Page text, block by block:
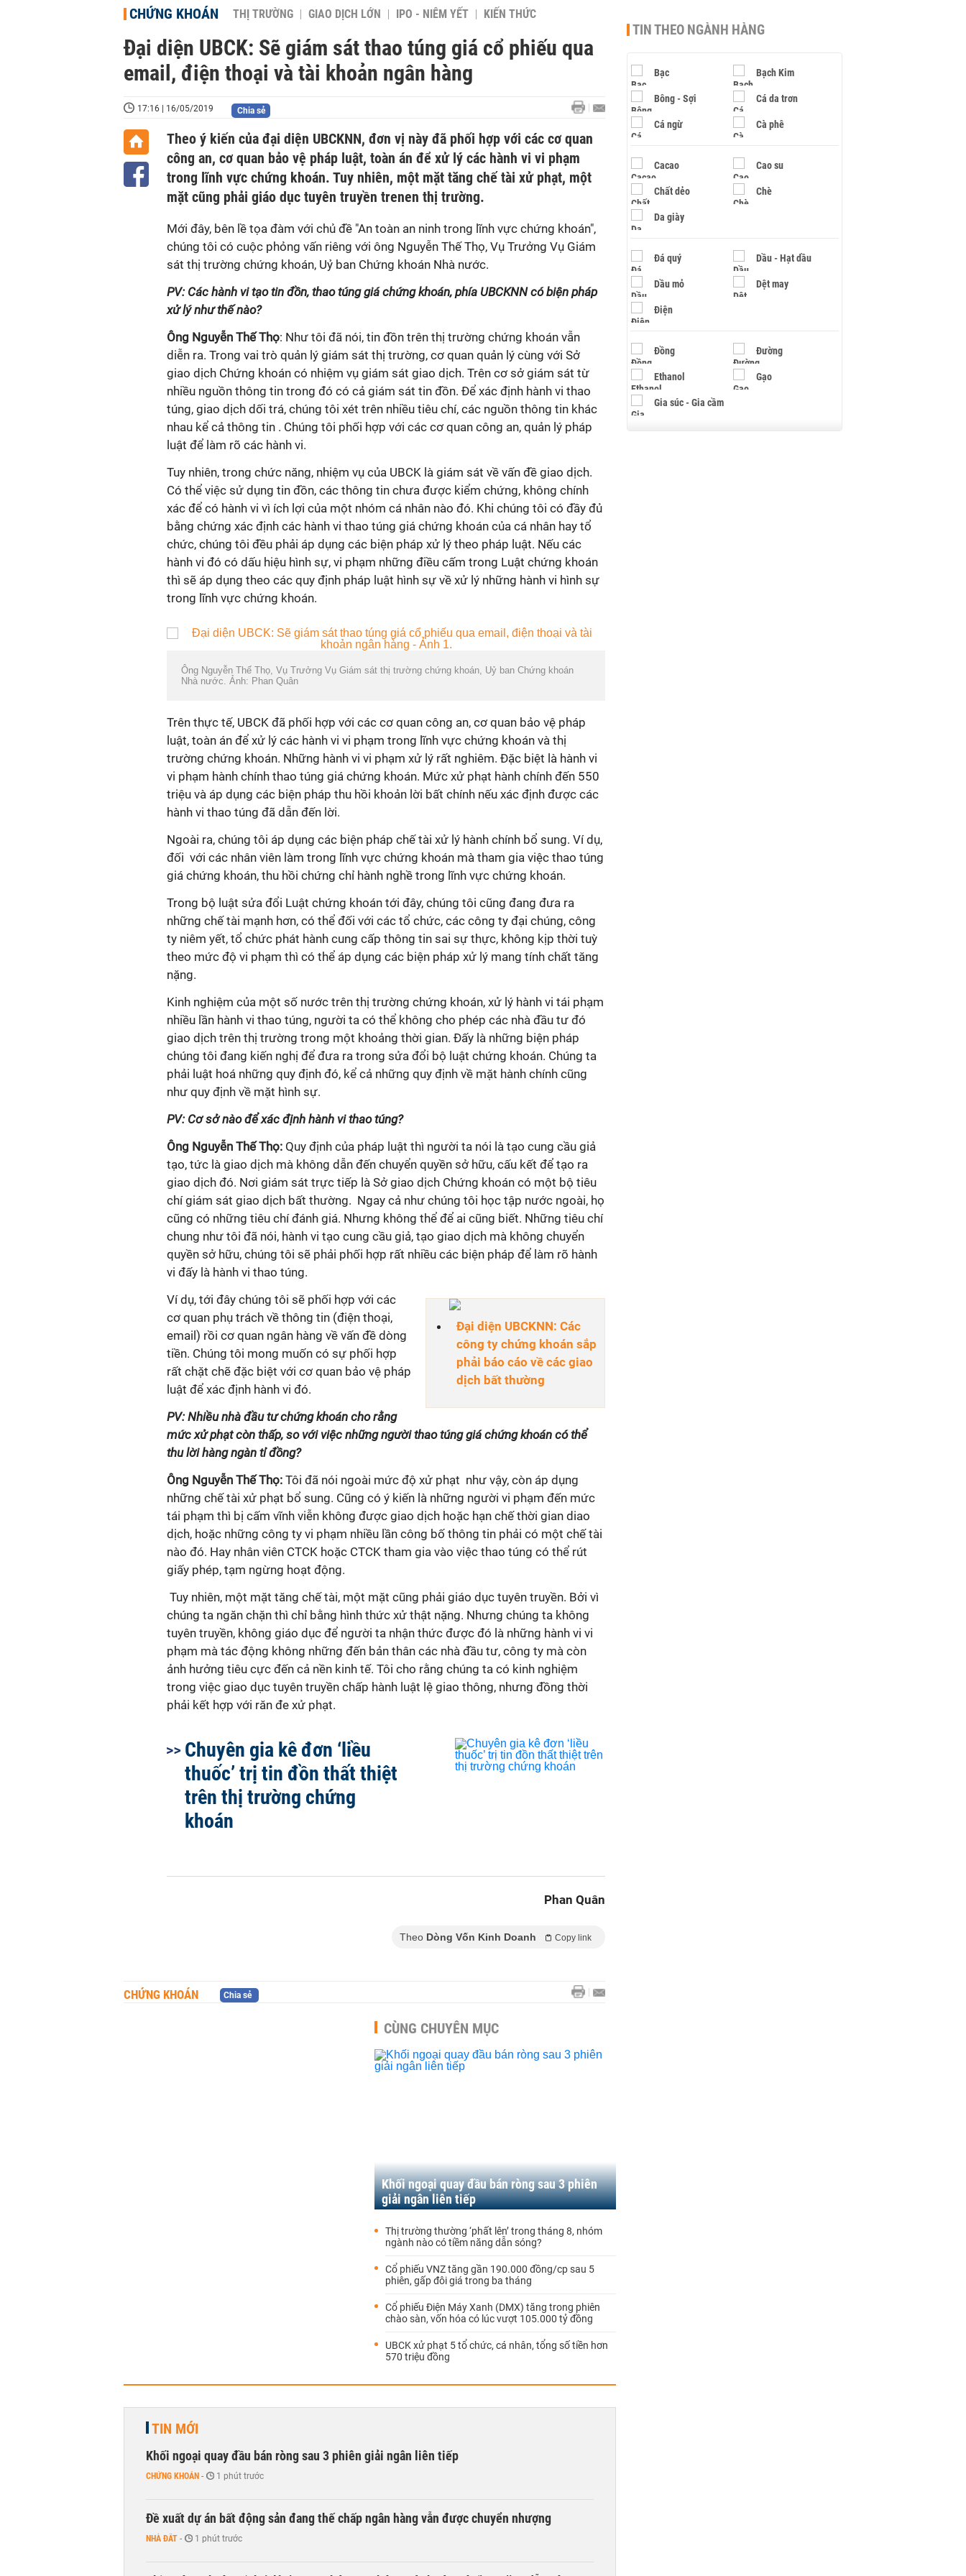
CHỨNG KHOÁN THỊ TRƯỜNG GIAO DỊCH LỚN IPO - NIÊM YẾT KIẾN THỨC
Đại diện UBCK: Sẽ giám sát thao túng giá cổ phiếu qua
email, điện thoại và tài khoản ngân hàng
17:16 | 16/05/2019 Chia sẻ
Theo ý kiến của đại diện UBCKNN, đơn vị này đã phối hợp với các cơ quan
công an, cơ quan bảo vệ pháp luật, toàn án để xử lý các hành vi vi phạm
trong lĩnh vực chứng khoán. Tuy nhiên, một mặt tăng chế tài xử phạt, một
mặt cũng phải giáo dục tuyên truyền trenen thị trường.
Mới đây, bên lề tọa đàm với chủ đề "An toàn an ninh trong lĩnh vực chứng khoán",
chúng tôi có cuộc phỏng vấn riêng với ông Nguyễn Thế Thọ, Vụ Trưởng Vụ Giám
sát thị trường chứng khoán, Uỷ ban Chứng khoán Nhà nước.
PV: Các hành vi tạo tin đồn, thao túng giá chứng khoán, phía UBCKNN có biện pháp
xử lý như thế nào?
Ông Nguyễn Thế Thọ: Như tôi đã nói, tin đồn trên thị trường chứng khoán vẫn
diễn ra. Trong vai trò quản lý giám sát thị trường, cơ quan quản lý cùng với Sở
giao dịch Chứng khoán có nhiệm vụ giám sát giao dịch. Trên cơ sở giám sát từ
nhiều nguồn thông tin trong đó có cả giám sát tin đồn. Để xác định hành vi thao
túng, giao dịch dối trá, chúng tôi xét trên nhiều tiêu chí, các nguồn thông tin khác
nhau kể cả thông tin . Chúng tôi phối hợp với các cơ quan công an, quản lý pháp
luật để làm rõ các hành vi.
Tuy nhiên, trong chức năng, nhiệm vụ của UBCK là giám sát về vấn đề giao dịch.
Có thể việc sử dụng tin đồn, các thông tin chưa được kiểm chứng, không chính
xác để có hành vi vì ích lợi của một nhóm cá nhân nào đó. Khi chúng tôi có đầy đủ
bằng chứng xác định các hành vi thao túng giá chứng khoán của cá nhân hay tổ
chức, chúng tôi đều phải áp dụng các biện pháp xử lý theo pháp luật. Nếu các
hành vi đó có dấu hiệu hình sự, vi phạm những điều cấm trong Luật chứng khoán
thì sẽ áp dụng theo các quy định pháp luật hình sự về xử lý những hành vi hình sự
trong lĩnh vực chứng khoán.
Ông Nguyễn Thế Thọ, Vụ Trưởng Vụ Giám sát thị trường chứng khoán, Uỷ ban Chứng khoán
Nhà nước. Ảnh: Phan Quân
Trên thực tế, UBCK đã phối hợp với các cơ quan công an, cơ quan bảo vệ pháp
luật, toàn án để xử lý các hành vi vi phạm trong lĩnh vực chứng khoán và thị
trường chứng khoán. Những hành vi vi phạm xử lý rất nghiêm. Đặc biệt là hành vi
vi phạm hành chính thao túng giá chứng khoán. Mức xử phạt hành chính đến 550
triệu và áp dụng các biện pháp thu hồi khoản lời bất chính nếu xác định được các
hành vi thao túng đã dẫn đến lời.
Ngoài ra, chúng tôi áp dụng các biện pháp chế tài xử lý hành chính bổ sung. Ví dụ,
đối với các nhân viên làm trong lĩnh vực chứng khoán mà tham gia việc thao túng
giá chứng khoán, thu hồi chứng chỉ hành nghề trong lĩnh vực chứng khoán.
Trong bộ luật sửa đổi Luật chứng khoán tới đây, chúng tôi cũng đang đưa ra
những chế tài mạnh hơn, có thể đối với các tổ chức, các công ty đại chúng, công
ty niêm yết, tổ chức phát hành cung cấp thông tin sai sự thực, không kịp thời tuỳ
theo mức độ vi phạm thì có thể áp dụng các biện pháp xử lý mang tính chất tăng
nặng.
Kinh nghiệm của một số nước trên thị trường chứng khoán, xử lý hành vi tái phạm
nhiều lần hành vi thao túng, người ta có thể không cho phép các nhà đầu tư đó
giao dịch trên thị trường trong một khoảng thời gian. Đấy là những biện pháp
chúng tôi đang kiến nghị để đưa ra trong sửa đổi bộ luật chứng khoán. Chúng ta
phải luật hoá những quy định đó, kể cả những quy định về mặt hành chính cũng
như quy định về mặt hình sự.
PV: Cơ sở nào để xác định hành vi thao túng?
Ông Nguyễn Thế Thọ: Quy định của pháp luật thì người ta nói là tạo cung cầu giả
tạo, tức là giao dịch mà không dẫn đến chuyển quyền sở hữu, cấu kết để tạo ra
giao dịch đó. Nơi giám sát trực tiếp là Sở giao dịch Chứng khoán có một bộ tiêu
chí giám sát giao dịch bất thường. Ngay cả như chúng tôi học tập nước ngoài, họ
cũng có những tiêu chí đánh giá. Nhưng không thể để ai cũng biết. Những tiêu chí
chung như tôi đã nói, hành vi tạo cung cầu giả, tạo giao dịch mà không chuyển
quyền sở hữu, chúng tôi sẽ phải phối hợp rất nhiều các biện pháp để làm rõ hành
vi đấy là hành vi thao túng.
Đại diện UBCKNN: Các
công ty chứng khoán sắp
phải báo cáo về các giao
dịch bất thường
Ví dụ, tới đây chúng tôi sẽ phối hợp với các
cơ quan phụ trách về thông tin (điện thoại,
email) rồi cơ quan ngân hàng về vấn đề dòng
tiền. Chúng tôi mong muốn có sự phối hợp
rất chặt chẽ đặc biệt với cơ quan bảo vệ pháp
luật để xác định hành vi đó.
PV: Nhiều nhà đầu tư chứng khoán cho rằng
mức xử phạt còn thấp, so với việc những người thao túng giá chứng khoán có thể
thu lời hàng ngàn tỉ đồng?
Ông Nguyễn Thế Thọ: Tôi đã nói ngoài mức độ xử phạt như vậy, còn áp dụng
những chế tài xử phạt bổ sung. Cũng có ý kiến là những người vi phạm đến mức
tái phạm thì bị cấm vĩnh viễn không được giao dịch hoặc hạn chế thời gian diao
dịch, hoặc những công ty vi phạm nhiều lần công bố thông tin phải có một chế tài
nào đó. Hay nhân viên CTCK hoặc CTCK tham gia vào việc thao túng có thể rút
giấy phép, tạm ngừng hoạt động.
Tuy nhiên, một mặt tăng chế tài, một mặt cũng phải giáo dục tuyên truyền. Bởi vì
chúng ta ngăn chặn thì chỉ bằng hình thức xử thật nặng. Nhưng chúng ta không
tuyên truyền, không giáo dục để người ta nhận thức được đó là những hành vi vi
phạm mà tác động không những đến bản thân các nhà đầu tư, công ty mà còn
ảnh hưởng tiêu cực đến cả nền kinh tế. Tôi cho rằng chúng ta có kinh nghiệm
trong việc giao dục tuyên truyền chấp hành luật lệ giao thông, nhưng đồng thời
phải kết hợp với răn đe xử phạt.
Chuyên gia kê đơn ‘liều
thuốc’ trị tin đồn thất thiệt
trên thị trường chứng
khoán
Phan Quân
Theo Dòng Vốn Kinh Doanh Copy link
CHỨNG KHOÁN Chia sẻ
CÙNG CHUYÊN MỤC
Khối ngoại quay đầu bán ròng sau 3 phiên
giải ngân liên tiếp
Thị trường thường ‘phất lên’ trong tháng 8, nhóm
ngành nào có tiềm năng dẫn sóng?
Cổ phiếu VNZ tăng gần 190.000 đồng/cp sau 5
phiên, gấp đôi giá trong ba tháng
Cổ phiếu Điện Máy Xanh (DMX) tăng trong phiên
chào sàn, vốn hóa có lúc vượt 105.000 tỷ đồng
UBCK xử phạt 5 tổ chức, cá nhân, tổng số tiền hơn
570 triệu đồng
TIN MỚI
Khối ngoại quay đầu bán ròng sau 3 phiên giải ngân liên tiếp
CHỨNG KHOÁN - 1 phút trước
Đề xuất dự án bất động sản đang thế chấp ngân hàng vẫn được chuyển nhượng
NHÀ ĐẤT - 1 phút trước
TIN THEO NGÀNH HÀNG
Bạc Bạch Kim
Bông - Sợi Cá da trơn
Cá ngừ Cà phê
Cacao Cao su
Chất dẻo Chè
Da giày
Đá quý Dầu - Hạt dầu
Dầu mỏ Dệt may
Điện
Đồng Đường
Ethanol Gạo
Gia súc - Gia cầm